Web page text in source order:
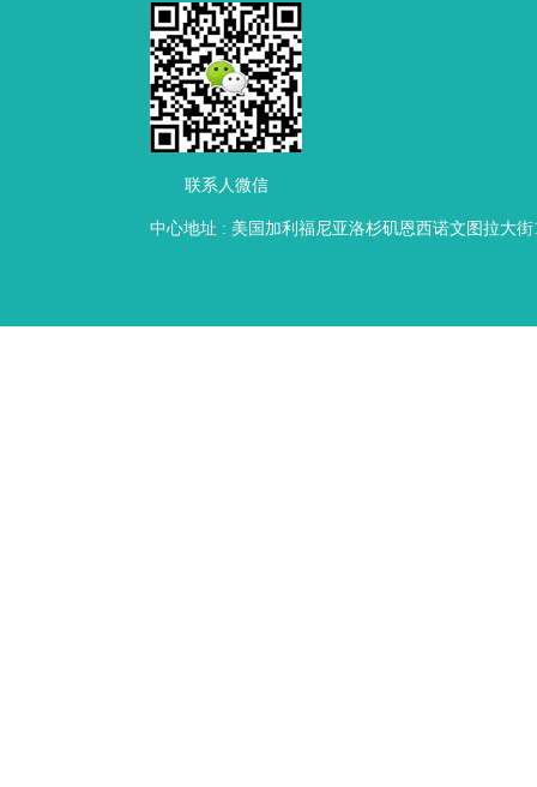
联系人微信
中心地址 : 美国加利福尼亚洛杉矶恩西诺文图拉大街